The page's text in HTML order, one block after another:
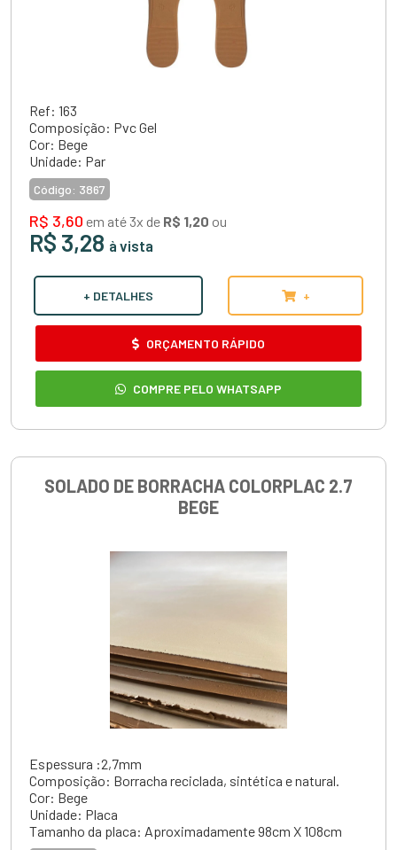
Ref: 163
Composição: Pvc Gel
Cor: Bege
Unidade: Par
Código: 3867
R$ 3,60 em até 3x de R$ 1,20 ou
R$ 3,28 à vista
+ DETALHES +
ORÇAMENTO RÁPIDO
COMPRE PELO WHATSAPP
SOLADO DE BORRACHA COLORPLAC 2.7
BEGE
Espessura :2,7mm
Composição: Borracha reciclada, sintética e natural.
Cor: Bege
Unidade: Placa
Tamanho da placa: Aproximadamente 98cm X 108cm